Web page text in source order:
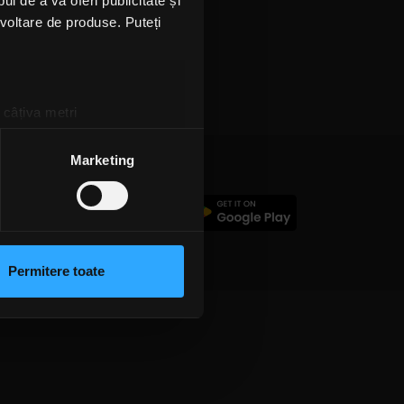
de produse. Puteți
metri
la
secțiunea cu detalii
cu privire la modul în
urma folosirii serviciilor
Marketing
Permitere toate